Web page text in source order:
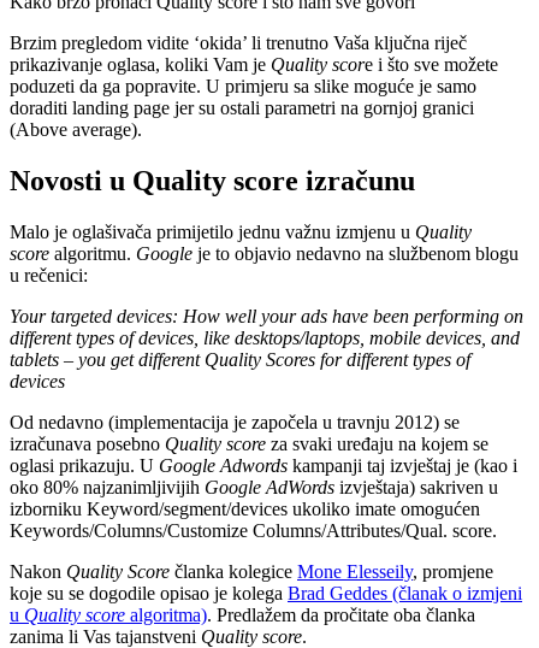
Brzim pregledom vidite ‘okida’ li trenutno Vaša ključna riječ
prikazivanje oglasa, koliki Vam je Quality score i što sve možete
poduzeti da ga popravite. U primjeru sa slike moguće je samo
doraditi landing page jer su ostali parametri na gornjoj granici
(Above average).
Novosti u Quality score izračunu
Malo je oglašivača primijetilo jednu važnu izmjenu u Quality
score algoritmu. Google je to objavio nedavno na službenom blogu
u rečenici:
Your targeted devices: How well your ads have been performing on
different types of devices, like desktops/laptops, mobile devices, and
tablets – you get different Quality Scores for different types of
devices
Od nedavno (implementacija je započela u travnju 2012) se
izračunava posebno Quality score za svaki uređaju na kojem se
oglasi prikazuju. U Google Adwords kampanji taj izvještaj je (kao i
oko 80% najzanimljivijih Google AdWords izvještaja) sakriven u
izborniku Keyword/segment/devices ukoliko imate omogućen
Keywords/Columns/Customize Columns/Attributes/Qual. score.
Nakon Quality Score članka kolegice Mone Elesseily, promjene
koje su se dogodile opisao je kolega Brad Geddes (članak o izmjeni
u Quality score algoritma). Predlažem da pročitate oba članka
zanima li Vas tajanstveni Quality score.